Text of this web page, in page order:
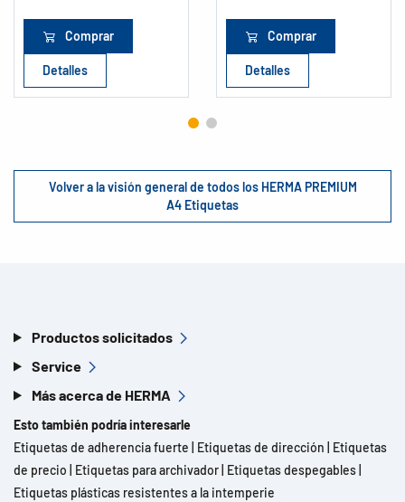
Comprar
Detalles
Comprar
Detalles
Volver a la visión general de todos los HERMA PREMIUM
A4 Etiquetas
Productos solicitados
Service
Más acerca de HERMA
Esto también podría interesarle
Etiquetas de adherencia fuerte
Etiquetas de dirección
Etiquetas
de precio
Etiquetas para archivador Etiquetas despegables
Etiquetas plásticas resistentes a la intemperie